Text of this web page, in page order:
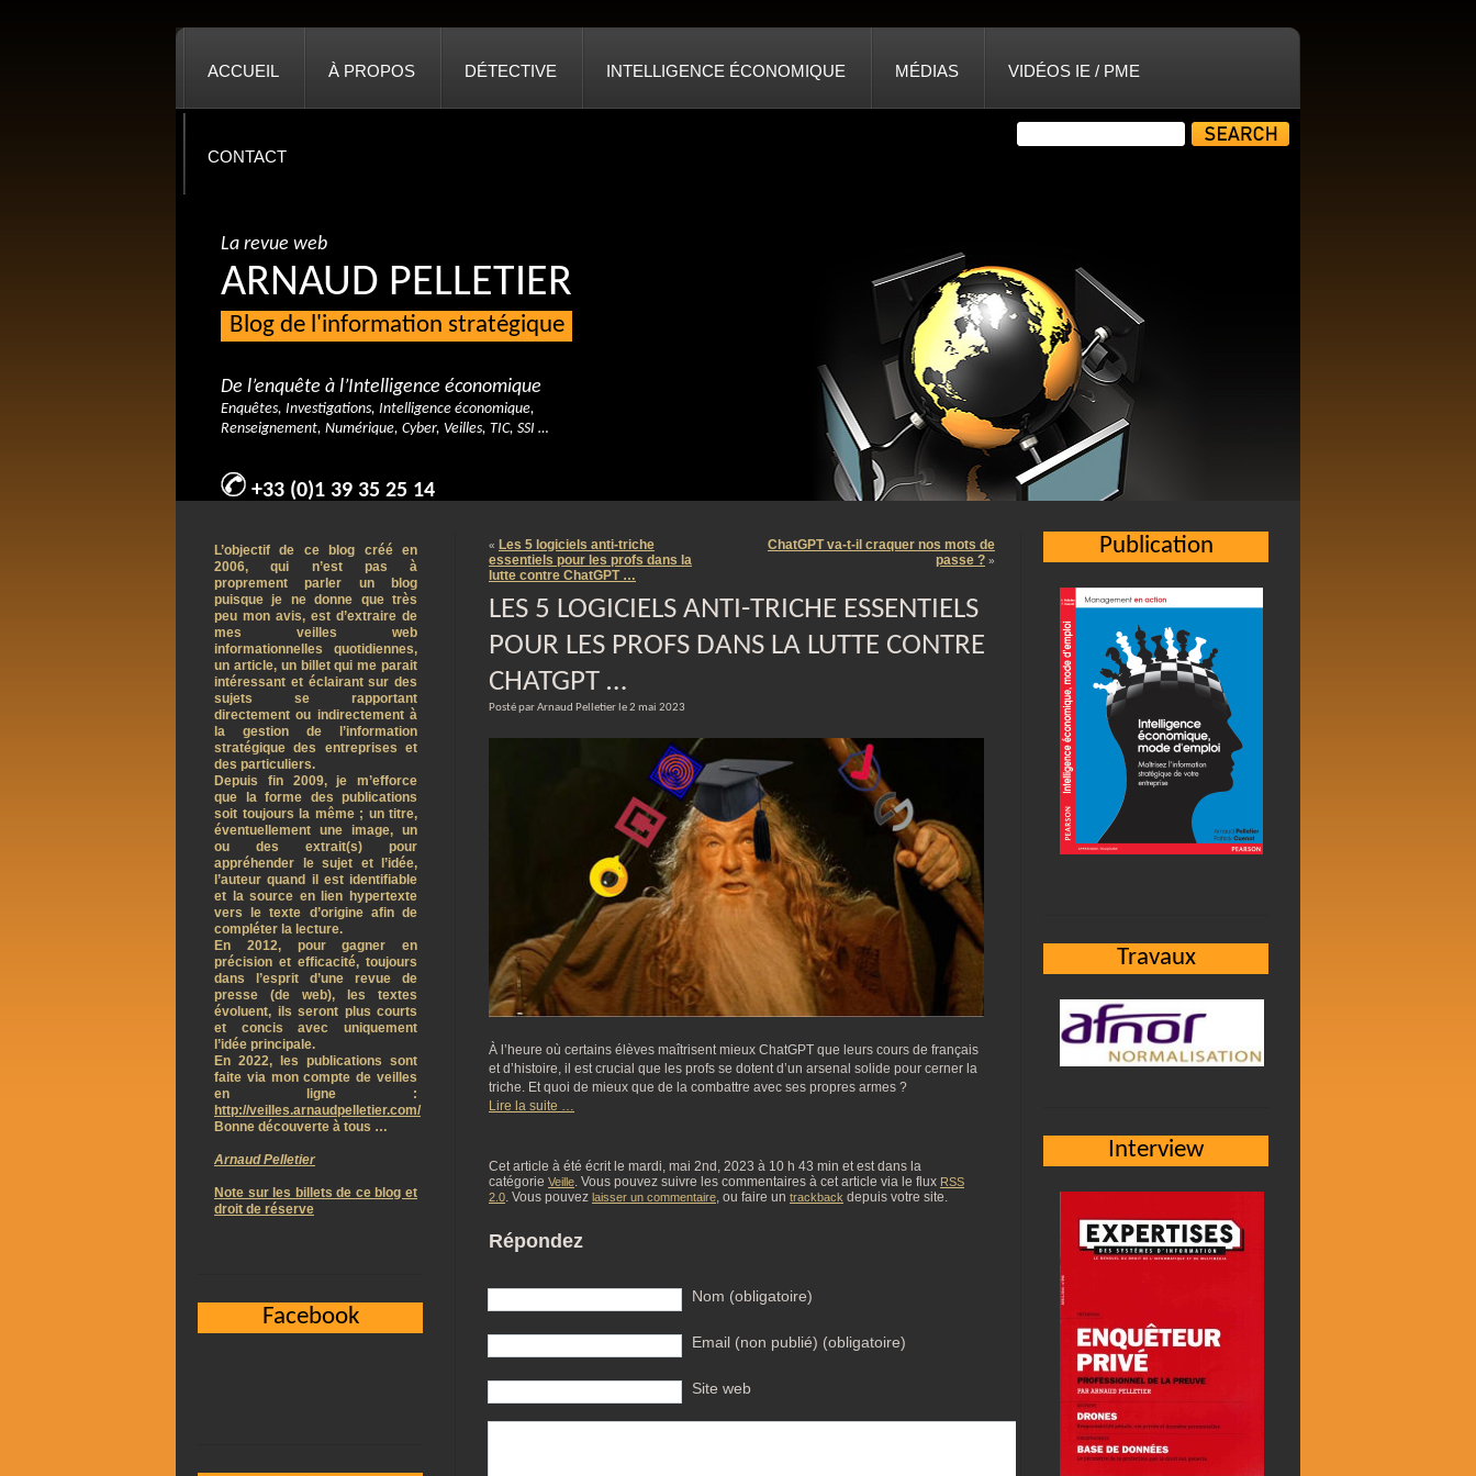
ACCUEIL À PROPOS DÉTECTIVE INTELLIGENCE ÉCONOMIQUE MÉDIAS VIDÉOS IE / PME
CONTACT
La revue web
ARNAUD PELLETIER
Blog de l'information stratégique
De l’enquête à l’Intelligence économique
Enquêtes, Investigations, Intelligence économique,
Renseignement, Numérique, Cyber, Veilles, TIC, SSI …
+33 (0)1 39 35 25 14
« Les 5 logiciels anti-triche
essentiels pour les profs dans la
lutte contre ChatGPT …
ChatGPT va-t-il craquer nos mots de
passe ? »
LES 5 LOGICIELS ANTI-TRICHE ESSENTIELS
POUR LES PROFS DANS LA LUTTE CONTRE
CHATGPT …
Posté par Arnaud Pelletier le 2 mai 2023
À l’heure où certains élèves maîtrisent mieux ChatGPT que leurs cours de français
et d’histoire, il est crucial que les profs se dotent d’un arsenal solide pour cerner la
triche. Et quoi de mieux que de la combattre avec ses propres armes ?
Lire la suite …
Cet article à été écrit le mardi, mai 2nd, 2023 à 10 h 43 min et est dans la
catégorie Veille. Vous pouvez suivre les commentaires à cet article via le flux RSS
2.0. Vous pouvez laisser un commentaire, ou faire un trackback depuis votre site.
Répondez
Nom (obligatoire)
Email (non publié) (obligatoire)
Site web
Publication
Travaux
Interview
L’objectif de ce blog créé en
2006, qui n’est pas à
proprement parler un blog
puisque je ne donne que très
peu mon avis, est d’extraire de
mes veilles web
informationnelles quotidiennes,
un article, un billet qui me parait
intéressant et éclairant sur des
sujets se rapportant
directement ou indirectement à
la gestion de l’information
stratégique des entreprises et
des particuliers.
Depuis fin 2009, je m’efforce
que la forme des publications
soit toujours la même ; un titre,
éventuellement une image, un
ou des extrait(s) pour
appréhender le sujet et l’idée,
l’auteur quand il est identifiable
et la source en lien hypertexte
vers le texte d’origine afin de
compléter la lecture.
En 2012, pour gagner en
précision et efficacité, toujours
dans l’esprit d’une revue de
presse (de web), les textes
évoluent, ils seront plus courts
et concis avec uniquement
l’idée principale.
En 2022, les publications sont
faite via mon compte de veilles
en ligne :
http://veilles.arnaudpelletier.com/
Bonne découverte à tous …
Arnaud Pelletier
Note sur les billets de ce blog et
droit de réserve
Facebook